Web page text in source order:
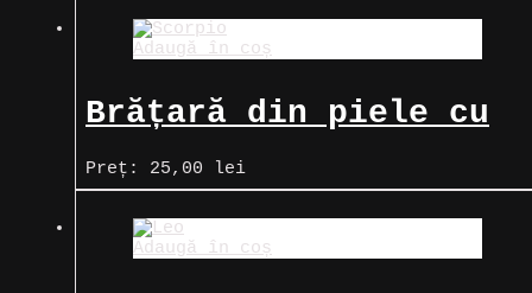
Adaugă în coș
Brățară din piele cu
zodia Scorpion
Preț: 25,00 lei
Adaugă în coș